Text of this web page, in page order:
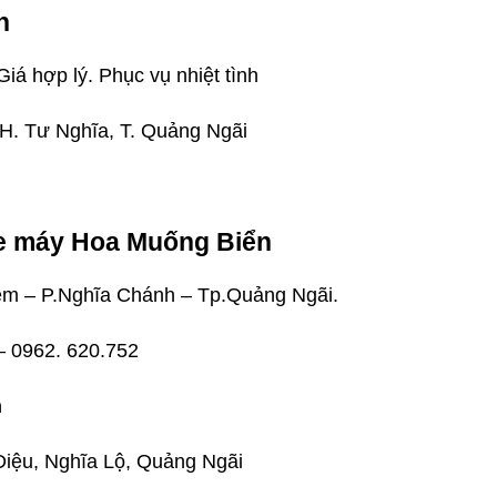
hợp lý. Phục vụ nhiệt tình
Tư Nghĩa, T. Quảng Ngãi
máy Hoa Muống Biển
– P.Nghĩa Chánh – Tp.Quảng Ngãi.
0962. 620.752
Nghĩa Lộ, Quảng Ngãi